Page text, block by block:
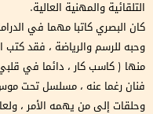
التلقائية والمهنية العالية.
كان البصري كاتبا مهما في
وحبه للرسم والرياضة ، فقد كتب
منها ( كاسب كار ، دائما في
فنان رغما عنه ، مسلسل تحت موس
وحلقات إلى من يهمه الأمر ،